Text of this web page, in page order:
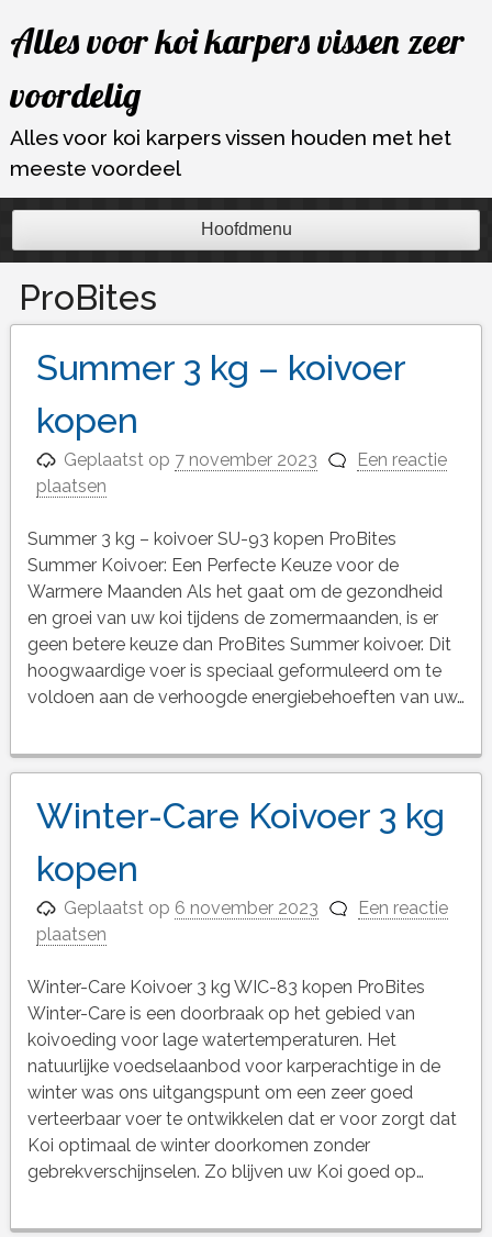
naar
inhoud
Alles voor koi karpers vissen zeer
voordelig
Alles voor koi karpers vissen houden met het
meeste voordeel
Hoofdmenu
ProBites
Summer 3 kg – koivoer
kopen
Geplaatst op 7 november 2023
Een reactie
plaatsen
Summer 3 kg – koivoer SU-93 kopen ProBites
Summer Koivoer: Een Perfecte Keuze voor de
Warmere Maanden Als het gaat om de gezondheid
en groei van uw koi tijdens de zomermaanden, is er
geen betere keuze dan ProBites Summer koivoer. Dit
hoogwaardige voer is speciaal geformuleerd om te
voldoen aan de verhoogde energiebehoeften van uw…
Winter-Care Koivoer 3 kg
kopen
Geplaatst op 6 november 2023
Een reactie
plaatsen
Winter-Care Koivoer 3 kg WIC-83 kopen ProBites
Winter-Care is een doorbraak op het gebied van
koivoeding voor lage watertemperaturen. Het
natuurlijke voedselaanbod voor karperachtige in de
winter was ons uitgangspunt om een zeer goed
verteerbaar voer te ontwikkelen dat er voor zorgt dat
Koi optimaal de winter doorkomen zonder
gebrekverschijnselen. Zo blijven uw Koi goed op…